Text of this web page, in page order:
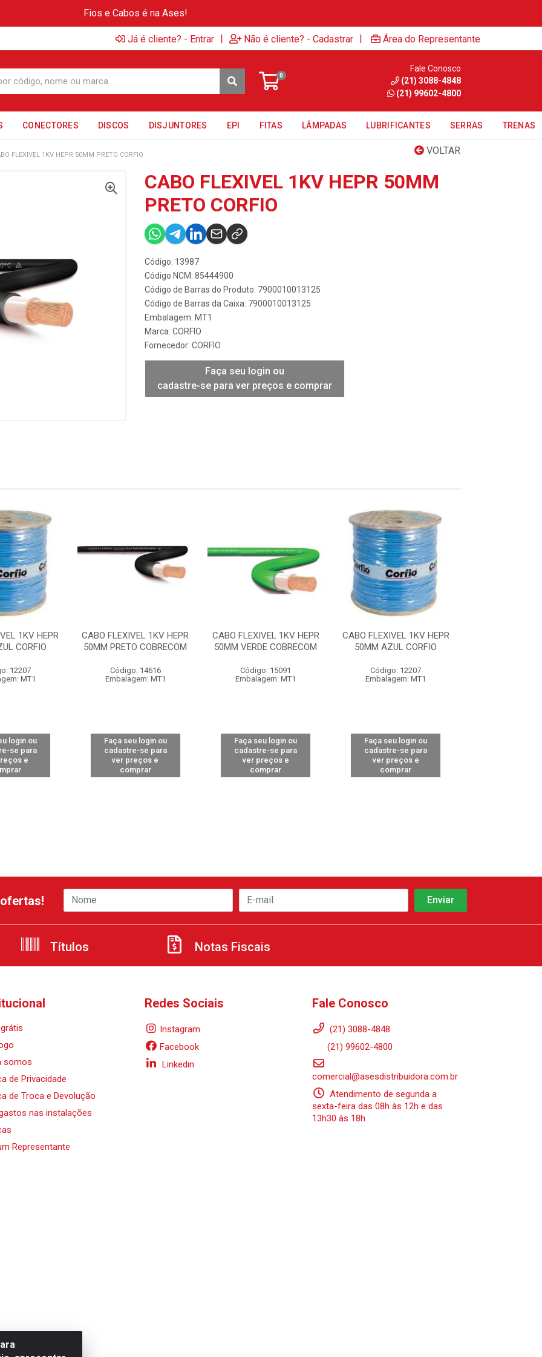
Fios e Cabos é na Ases!
Já é cliente? - Entrar | Não é cliente? - Cadastrar | Área do Representante
0
Fale Conosco
(21) 3088-4848
(21) 99602-4800
CONECTORES DISCOS DISJUNTORES EPI FITAS LÂMPADAS LUBRIFICANTES SERRAS TRENAS
VOLTAR
FLEXIVEL 1KV HEPR 50MM PRETO CORFIO
CABO FLEXIVEL 1KV HEPR 50MM
PRETO CORFIO
Código: 13987
Código NCM: 85444900
Código de Barras do Produto: 7900010013125
Código de Barras da Caixa: 7900010013125
Embalagem: MT1
Marca: CORFIO
Fornecedor: CORFIO
Faça seu login ou
cadastre-se para ver preços e comprar
1KV HEPR
CORFIO
12207
MT1
login ou
se para
e
CABO FLEXIVEL 1KV HEPR
50MM PRETO COBRECOM
Código: 14616
Embalagem: MT1
Faça seu login ou
cadastre-se para
ver preços e
comprar
CABO FLEXIVEL 1KV HEPR
50MM VERDE COBRECOM
Código: 15091
Embalagem: MT1
Faça seu login ou
cadastre-se para
ver preços e
comprar
CABO FLEXIVEL 1KV HEPR
50MM AZUL CORFIO
Código: 12207
Embalagem: MT1
Faça seu login ou
cadastre-se para
ver preços e
comprar
Títulos Notas Fiscais
somos
de Privacidade
de Troca e Devolução
nas instalações
Representante
Redes Sociais
Instagram
Facebook
Linkedin
Fale Conosco
(21) 3088-4848
(21) 99602-4800
comercial@asesdistribuidora.com.br
Atendimento de segunda a
sexta-feira das 08h às 12h e das
13h30 às 18h